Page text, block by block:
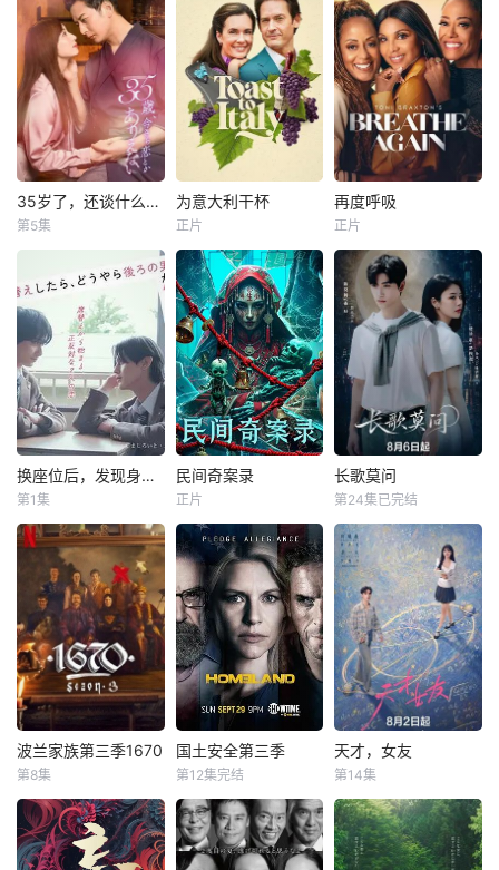
技巧 如遇视频无法播放或加载速度慢，可尝试切换播放节点
35岁了，还谈什么恋爱
到了这个年纪，已
经不会向男人寻求
什么童话了。木元
茉莉子，35岁，单
身，职业是自由撰
稿人。她偶然进了
一家小料理店，与
店主森原先生一拍
即合，度过了一个
久违的激情夜晚。
力与萍水相逢的男
人谈恋
35岁了，还谈什么恋爱
第5集
为意大利干杯
威尔·坎普
莉莉·奈特
珍妮去意大利旅
行，为她姐姐的婚
礼买了一瓶特别的
葡萄酒。她遇到了
Arrigo，也在寻找
著名的“爱情酒”,他
们一起寻找自己的
爱情。
为意大利干杯
正片
再度呼吸
艾森斯·阿特金斯
暂无简介
再度呼吸
正片
换座位后，发现身后的男生好像喜欢我
元之介
“我喜欢你，从很早
以前就开始了【嘿
叭电影-高清视频免
费在线观看】”
换座位后，发现身后的男生好像喜欢我
第1集
民间奇案录
张雪菡
患有妄想症的警察
张天盛遇上一起离
奇的神像杀人事
件，勘案过程中，
牵引出“婴胎报
仇”，“娘娘索命”等
一连串妖异事件，
张天盛虽被种种诡
怪幻象阻碍，却坚
信这是藏在迷信后
向封建传统宣战，
敢于破除
民间奇案录
正片
长歌莫问
王坤炎
千年前，雍国泥塑
世家楚门因进贡的
“十二生肖”离奇流
血炸裂，惨遭满门
流放，楚父以死鸣
冤。楚家大小姐楚
梓鸢带着滔天恨
意，在屠刀落地的
瞬间，灵魂跨越千
年，附身到了与她
大学生——楚长歌
的身上。
长歌莫问
第24集已完结
波兰家族第三季1670
The renewal was
first spotted by th
波兰家族第三季1670
第8集
国土安全第三季
曼迪·帕廷金
戴米恩·路易斯
国土安全第三季
第12集完结
天才，女友
赖伟明
根据素光同同名小
天才，女友
第14集